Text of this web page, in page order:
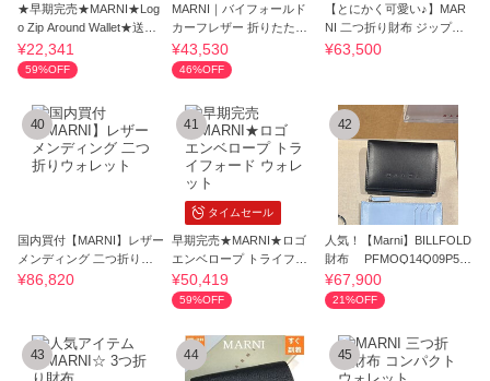
★早期完売★MARNI★Log
o Zip Around Wallet★送
料・関税込
¥22,341
59%OFF
MARNI｜バイフォールド
カーフレザー 折りたたみ
財布
¥43,530
46%OFF
【とにかく可愛い♪】MAR
NI 二つ折り財布 ジップア
ップ
¥63,500
40
国内買付【MARNI】レザー
メンディング 二つ折りウ
ォレット
¥86,820
タイムセール
41
早期完売★MARNI★ロゴ
エンベロープ トライフォ
ード ウォレット
¥50,419
59%OFF
42
人気！【Marni】BILLFOLD
財布 PFMOQ14Q09P52
98 ブラック
¥67,900
21%OFF
43 44 45